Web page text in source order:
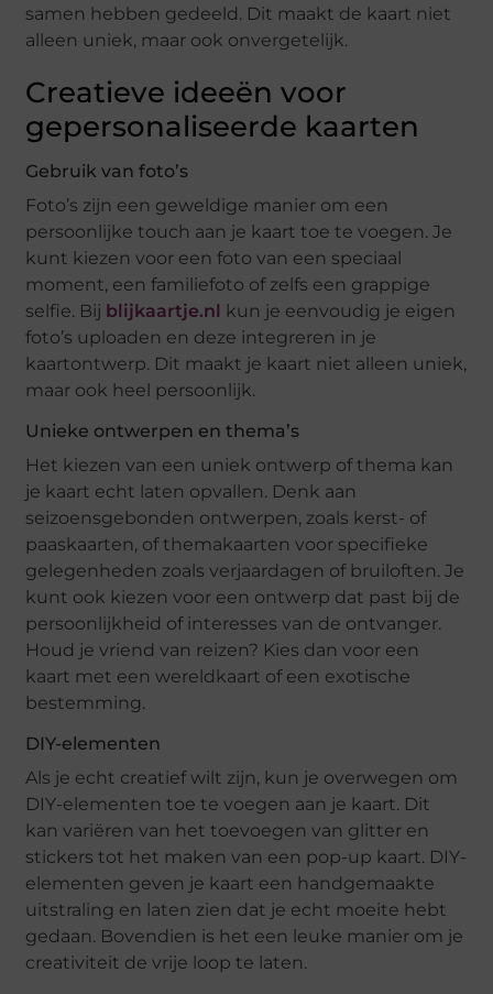
samen hebben gedeeld. Dit maakt de kaart niet
alleen uniek, maar ook onvergetelijk.
Creatieve ideeën voor
gepersonaliseerde kaarten
Gebruik van foto’s
Foto’s zijn een geweldige manier om een
persoonlijke touch aan je kaart toe te voegen. Je
kunt kiezen voor een foto van een speciaal
moment, een familiefoto of zelfs een grappige
selfie. Bij blijkaartje.nl kun je eenvoudig je eigen
foto’s uploaden en deze integreren in je
kaartontwerp. Dit maakt je kaart niet alleen uniek,
maar ook heel persoonlijk.
Unieke ontwerpen en thema’s
Het kiezen van een uniek ontwerp of thema kan
je kaart echt laten opvallen. Denk aan
seizoensgebonden ontwerpen, zoals kerst- of
paaskaarten, of themakaarten voor specifieke
gelegenheden zoals verjaardagen of bruiloften. Je
kunt ook kiezen voor een ontwerp dat past bij de
persoonlijkheid of interesses van de ontvanger.
Houd je vriend van reizen? Kies dan voor een
kaart met een wereldkaart of een exotische
bestemming.
DIY-elementen
Als je echt creatief wilt zijn, kun je overwegen om
DIY-elementen toe te voegen aan je kaart. Dit
kan variëren van het toevoegen van glitter en
stickers tot het maken van een pop-up kaart. DIY-
elementen geven je kaart een handgemaakte
uitstraling en laten zien dat je echt moeite hebt
gedaan. Bovendien is het een leuke manier om je
creativiteit de vrije loop te laten.